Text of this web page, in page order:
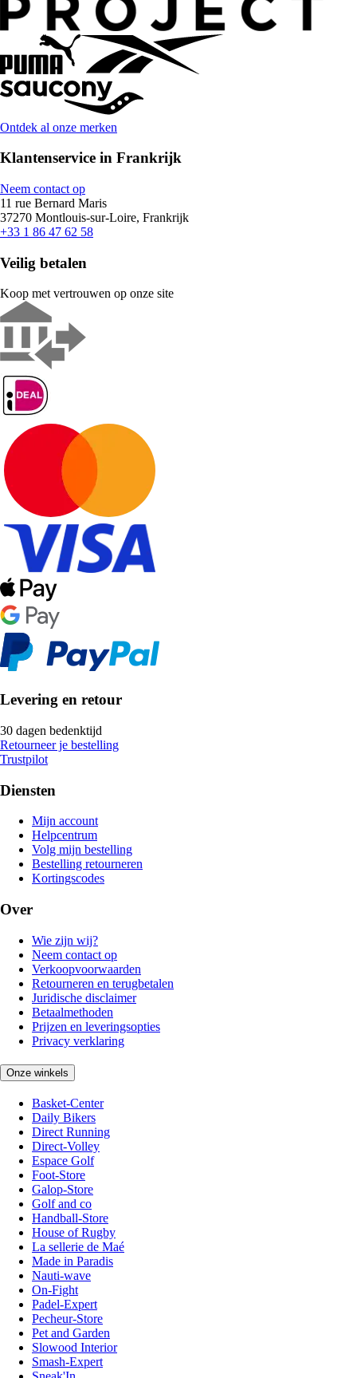
Ontdek al onze merken
Klantenservice in Frankrijk
Neem contact op
11 rue Bernard Maris
37270 Montlouis-sur-Loire, Frankrijk
+33 1 86 47 62 58
Veilig betalen
Koop met vertrouwen op onze site
Levering en retour
30 dagen bedenktijd
Retourneer je bestelling
Trustpilot
Diensten
Mijn account
Helpcentrum
Volg mijn bestelling
Bestelling retourneren
Kortingscodes
Over
Wie zijn wij?
Neem contact op
Verkoopvoorwaarden
Retourneren en terugbetalen
Juridische disclaimer
Betaalmethoden
Prijzen en leveringsopties
Privacy verklaring
Onze winkels
Basket-Center
Daily Bikers
Direct Running
Direct-Volley
Espace Golf
Foot-Store
Galop-Store
Golf and co
Handball-Store
House of Rugby
La sellerie de Maé
Made in Paradis
Nauti-wave
On-Fight
Padel-Expert
Pecheur-Store
Pet and Garden
Slowood Interior
Smash-Expert